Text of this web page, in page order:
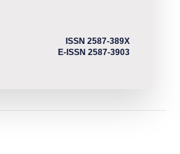
ISSN 2587-389X
E-ISSN 2587-3903